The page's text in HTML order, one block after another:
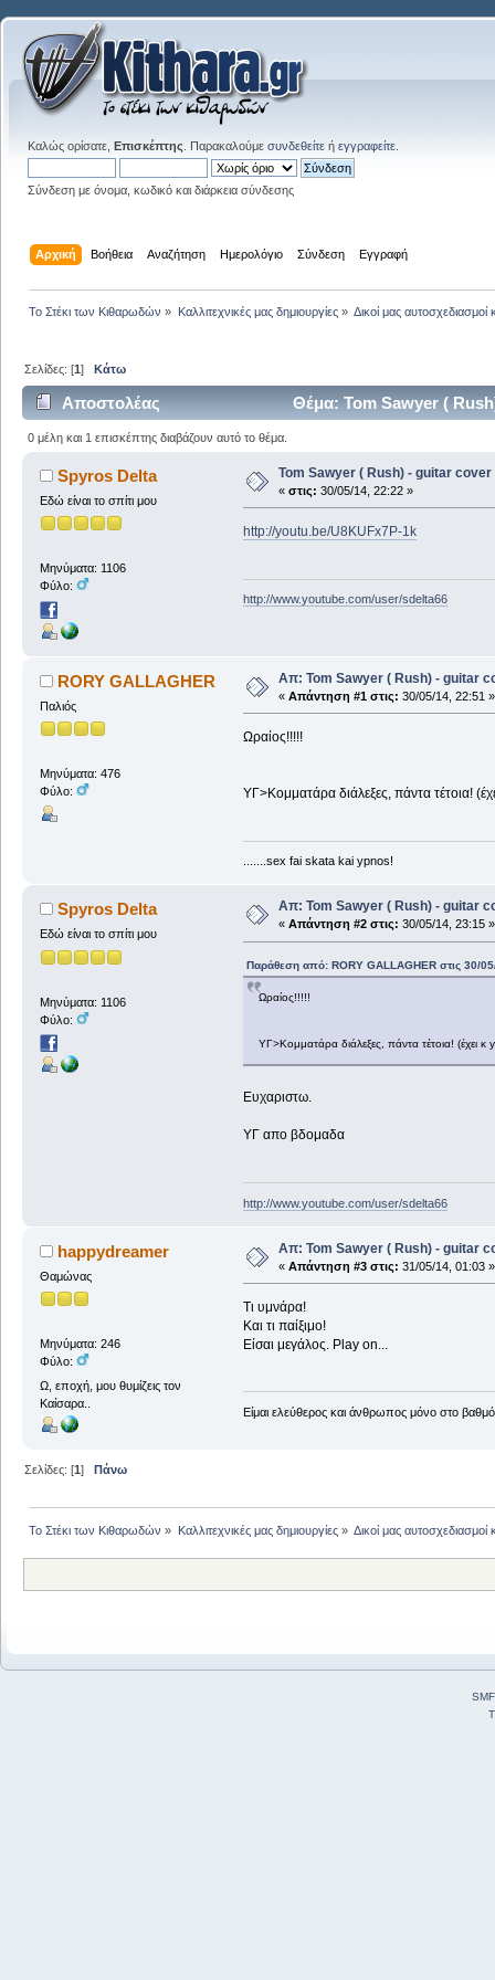
Καλώς ορίσατε, Επισκέπτης . Παρακαλούμε συνδεθείτε ή εγγραφείτε
Σύνδεση με όνομα, κωδικό και διάρκεια σύνδεσης
Αρχική Βοήθεια Αναζήτηση Ημερολόγιο Σύνδεση Εγγραφή
Το Στέκι των Κιθαρωδών » Καλλιτεχνικές μας δημιουργίες» Δικοί μας αυτοσχεδιασμοί
Σελίδες: [1]Κάτω
Αποστολέας Θέμα: Tom Sawyer (
0 μέλη και 1 επισκέπτης διαβάζουν αυτό το θέμα.
Spyros Delta
Εδώ είναι το σπίτι μου
Μηνύματα: 1106
Φύλο:
Tom Sawyer ( Rush) - guitar
« στις: 30/05/14, 22:22 »
http://youtu.be/U8KUFx7P-1k
http://www.youtube.com/user/sdelta66
RORY GALLAGHER
Παλιός
Μηνύματα: 476
Φύλο:
Απ: Tom Sawyer ( Rush) - guitar
« Απάντηση #1 στις: 30/05/14, 22:51 »
Ωραίος!!!!!
ΥΓ>Κομματάρα διάλεξες, πάντα τέτοια!
.......sex fai skata kai ypnos!
Spyros Delta
Εδώ είναι το σπίτι μου
Μηνύματα: 1106
Φύλο:
Απ: Tom Sawyer ( Rush) - guitar
« Απάντηση #2 στις: 30/05/14, 23:15 »
Παράθεση από: RORY GALLAGHER στις 30/
Ωραίος!!!!!
ΥΓ>Κομματάρα διάλεξες, πάντα τέτοια! (έχει κ
Ευχαριστω.
ΥΓ απο βδομαδα
http://www.youtube.com/user/sdelta66
happydreamer
Θαμώνας
Μηνύματα: 246
Φύλο:
Ω, εποχή, μου θυμίζεις τον
Καίσαρα..
Απ: Tom Sawyer ( Rush) - guitar
« Απάντηση #3 στις: 31/05/14, 01:03 »
Τι υμνάρα!
Και τι παίξιμο!
Είσαι μεγάλος. Play on...
Είμαι ελεύθερος και άνθρωπος μόνο στο
Σελίδες: [1]Πάνω
Το Στέκι των Κιθαρωδών » Καλλιτεχνικές μας δημιουργίες» Δικοί μας αυτοσχεδιασμοί